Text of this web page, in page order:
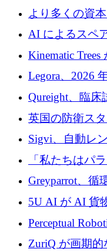
ークの構築に
より多くの資
2026 年上半期
ついて語ること
AI によるスペ
Intropy が
Kinematic
ンを得たロボ
めに 58 万
Legora、2026
タートアップ
Qureight、臨
ジング プラッ
リーズ B で
英国の防衛ス
攻撃に対抗す
を調達
Sigvi、自動レ
ユーロを調達
「私たちはパ
会社です」と
者は言う
Greyparrot、循
テリジェンス
2,700 万ドルを
5U AI が AI 貨
に 320 万ドル
Perceptual
規模拡大に向
ZuriQ が画期